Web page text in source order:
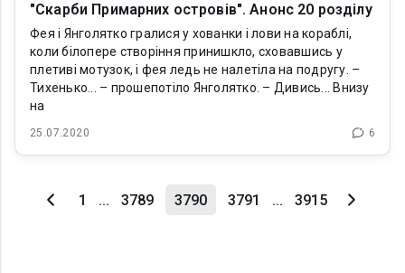
"Скарби Примарних островів". Анонс 20 розділу
Фея і Янголятко гралися у хованки і лови на кораблі,
коли білопере створіння принишкло, сховавшись у
плетиві мотузок, і фея ледь не налетіла на подругу. –
Тихенько... – прошепотіло Янголятко. – Дивись... Внизу
на
25.07.2020 6
1 ... 3789 3790 3791 ... 3915